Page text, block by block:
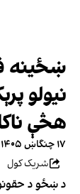
ښځینه
نیولو
هڅې
۱۷ چنگاښ ۱۴۰۵ - ۸ جولای ۲۰۲۶، ۰۹:۰۶ GMT+۱
شریک کول
د ښځو د